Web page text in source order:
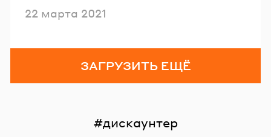
Опубликовано
22 марта 2021
ЗАГРУЗИТЬ ЕЩЁ
дискаунтер